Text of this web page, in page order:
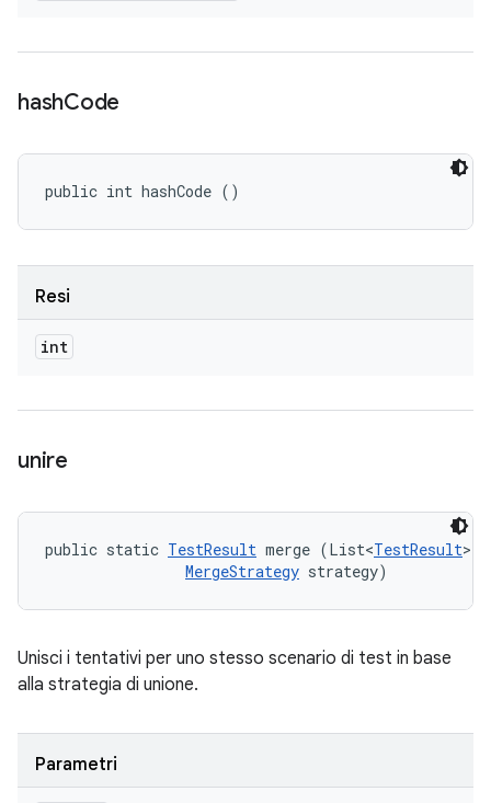
hashCode
public int hashCode ()
Resi
int
unire
public static TestResult merge (List<TestResult>
MergeStrategy strategy)
Unisci i tentativi per uno stesso scenario di test in base
alla strategia di unione.
Parametri